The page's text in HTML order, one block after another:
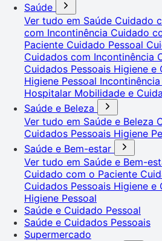
Saúde
Ver tudo em Saúde Cuidado
com Incontinência Cuidado
Paciente Cuidado Pessoal
Cuidados com Incontinência
Cuidados Pessoais Higiene e
Higiene Pessoal
Hospitalar Mobilidade e
Saúde e Beleza
Ver tudo em Saúde e Beleza
Cuidados Pessoais Higiene
Saúde e Bem-estar
Ver tudo em Saúde e Bem-
Cuidado com o Paciente
Cuidados Pessoais Higiene e
Higiene Pessoal
Saúde e Cuidado Pessoal
Saúde e Cuidados Pessoais
Supermercado